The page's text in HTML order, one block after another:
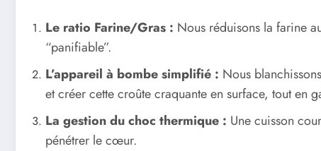
Le ratio Farine/Gras : Nous réduisons la farine
“panifiable”.
L’appareil à bombe simplifié : Nous
et créer cette croûte craquante en surface, tout en
La gestion du choc thermique : Une cuisson
pénétrer le cœur.